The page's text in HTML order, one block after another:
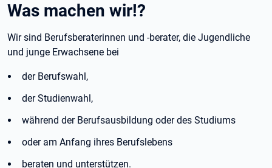
Was machen wir!?
Wir sind Berufsberaterinnen und -berater, die Jugendliche
und junge Erwachsene bei
der Berufswahl,
der Studienwahl,
während der Berufsausbildung oder des Studiums
oder am Anfang ihres Berufslebens
beraten und unterstützen.